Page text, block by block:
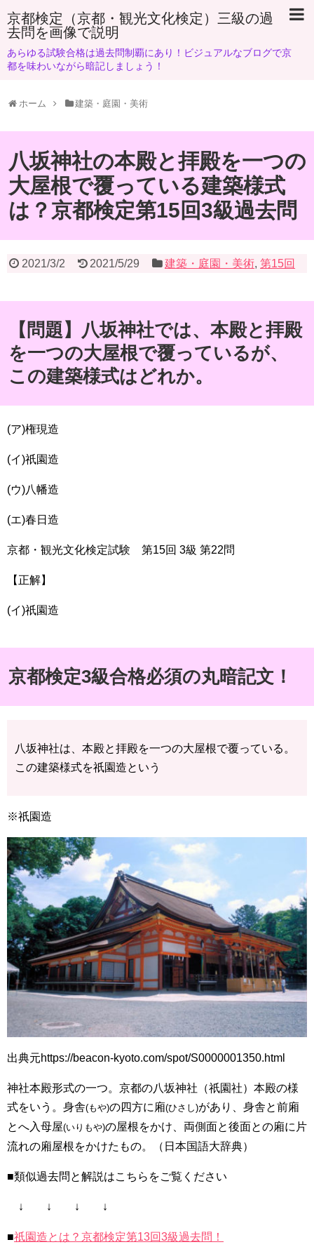
京都検定（京都・観光文化検定）三級の過
去問を画像で説明
あらゆる試験合格は過去問制覇にあり！ビジュアルなブログで京
都を味わいながら暗記しましょう！
ホーム 建築・庭園・美術
八坂神社の本殿と拝殿を一つの
大屋根で覆っている建築様式
は？京都検定第15回3級過去問
2021/3/2 2021/5/29 建築・庭園・美術,第15回
【問題】八坂神社では、本殿と拝殿
を一つの大屋根で覆っているが、
この建築様式はどれか。
(ア)権現造
(イ)祇園造
(ウ)八幡造
(エ)春日造
京都・観光文化検定試験 第15回 3級 第22問
【正解】
(イ)祇園造
京都検定3級合格必須の丸暗記文！
八坂神社は、本殿と拝殿を一つの大屋根で覆っている。
この建築様式を祇園造という
※祇園造
出典元https://beacon-kyoto.com/spot/S0000001350.html
神社本殿形式の一つ。京都の八坂神社（祇園社）本殿の様
式をいう。身舎(もや)の四方に廂(ひさし)があり、身舎と前廂
とへ入母屋(いりもや)の屋根をかけ、両側面と後面との廂に片
流れの廂屋根をかけたもの。（日本国語大辞典）
■類似過去問と解説はこちらをご覧ください
↓ ↓ ↓ ↓
■祇園造とは？京都検定第13回3級過去問！